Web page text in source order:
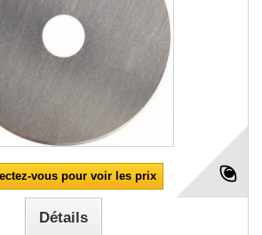
vous pour voir les prix
Détails